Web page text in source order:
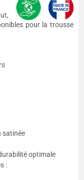
pour la trousse
satinée
optimale
: